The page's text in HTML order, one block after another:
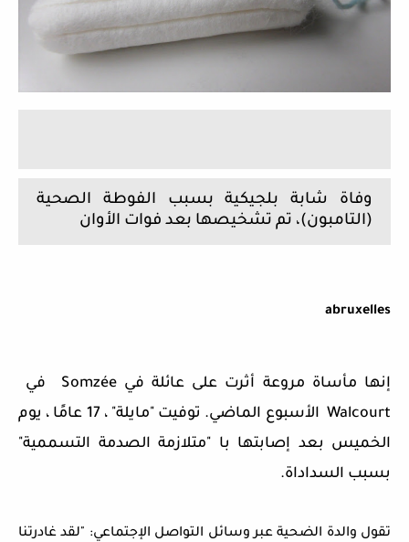
وفاة شابة بلجيكية بسبب الفوطة الصحية
(التامبون)، تم تشخيصها بعد فوات الأوان
abruxelles
إنها مأساة مروعة أثرت على عائلة في Somzée في
Walcourt الأسبوع الماضي. توفيت "مايلة" ، 17 عامًا ، يوم
الخميس بعد إصابتها با "متلازمة الصدمة التسممية"
بسبب السداداة.
تقول والدة الضحية عبر وسائل التواصل الإجتماعي: "لقد غادرتنا